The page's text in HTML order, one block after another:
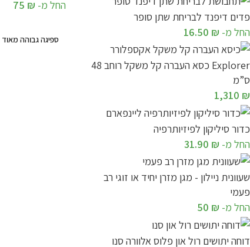
פדים דיפנד לבריחת שתן סופר
החל מ-
16.50 ₪
Explorer כסא העברה קל משקל רוחב 48
ס”מ
1,310 ₪
כדור סיליקון לפיזיותרפיה
החל מ-
31.90 ₪
שעוונית ניילון - מגן מזרן יחיד או זוגי רב
פעמי
החל מ-
50 ₪
דוחה יתושים רול און פלוס אלוורה סנו
ספיגה גבוהה מאוד
החל מ-
75 ₪